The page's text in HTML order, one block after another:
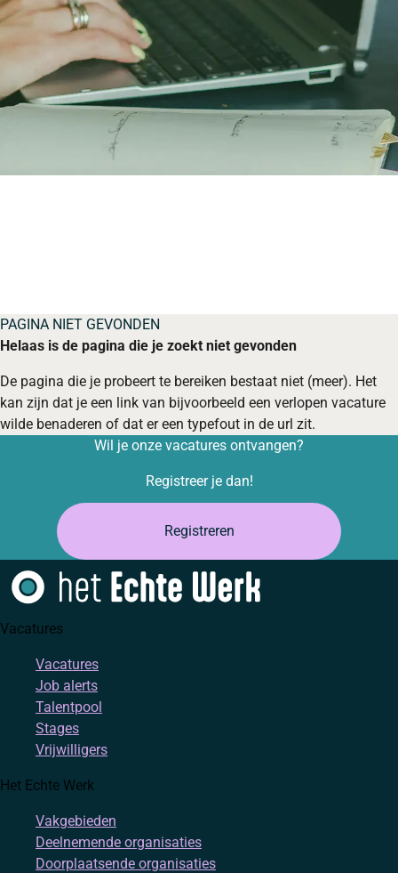
PAGINA NIET GEVONDEN
Helaas is de pagina die je zoekt niet gevonden
De pagina die je probeert te bereiken bestaat niet (meer). Het
kan zijn dat je een link van bijvoorbeeld een verlopen vacature
wilde benaderen of dat er een typefout in de url zit.
Wil je onze vacatures ontvangen?
Registreer je dan!
Registreren
Vacatures
Vacatures
Job alerts
Talentpool
Stages
Vrijwilligers
Het Echte Werk
Vakgebieden
Deelnemende organisaties
Doorplaatsende organisaties